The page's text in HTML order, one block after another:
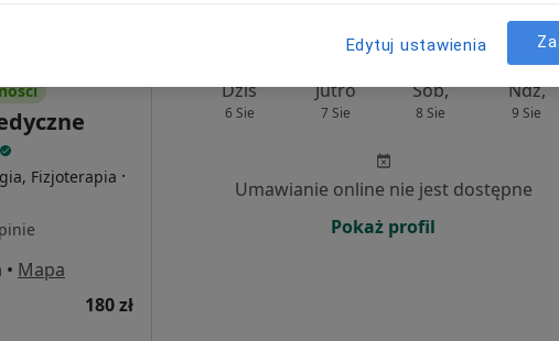
Fizjoterapia ·
• Mapa
180 zł
Dziś
6 Sie
Jutro
7 Sie
Sob,
8 Sie
Ndz,
9 Sie
Umawianie online nie jest dostępne
Pokaż profil
Edytuj ustawienia